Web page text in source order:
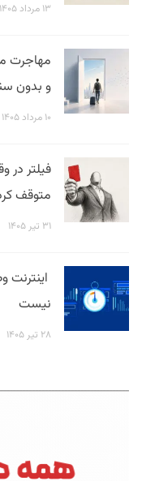
۱۳ مرداد ۱۴۰۵
مهاجرت
و بدون
۱۰ مرداد ۱۴۰۵
متوقف
۳۱ تیر ۱۴۰۵
نیست
۲۸ تیر ۱۴۰۵